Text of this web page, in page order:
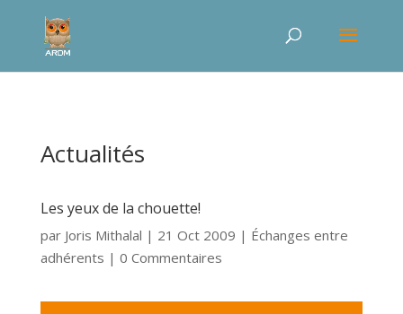
Actualités
Les yeux de la chouette!
par Joris Mithalal | 21 Oct 2009 | Échanges entre
adhérents | 0 Commentaires